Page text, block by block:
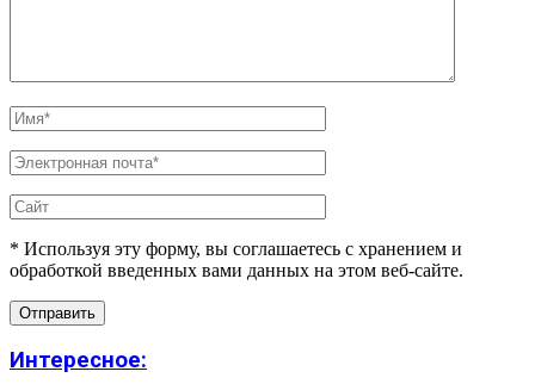
* Используя эту форму, вы соглашаетесь с хранением и
обработкой введенных вами данных на этом веб-сайте.
Интересное: